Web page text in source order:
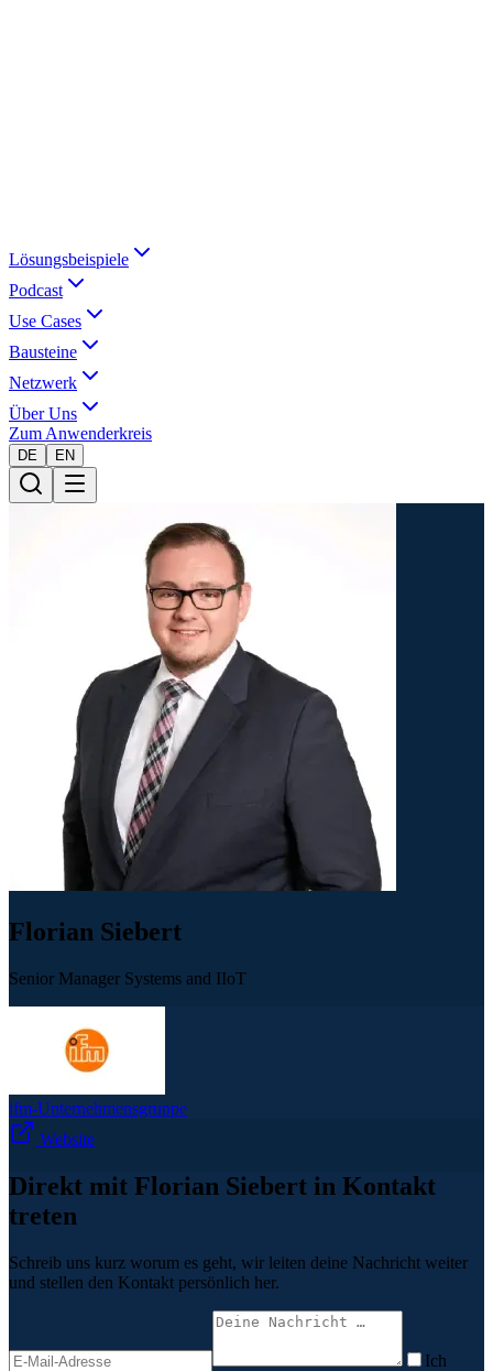
Lösungsbeispiele
Podcast
Use Cases
Bausteine
Netzwerk
Über Uns
Zum Anwenderkreis
DE EN
Florian Siebert
Senior Manager Systems and IIoT
ifm-Unternehmensgruppe
Website
Direkt mit Florian Siebert in Kontakt
treten
Schreib uns kurz worum es geht, wir leiten deine Nachricht weiter
und stellen den Kontakt persönlich her.
Ich